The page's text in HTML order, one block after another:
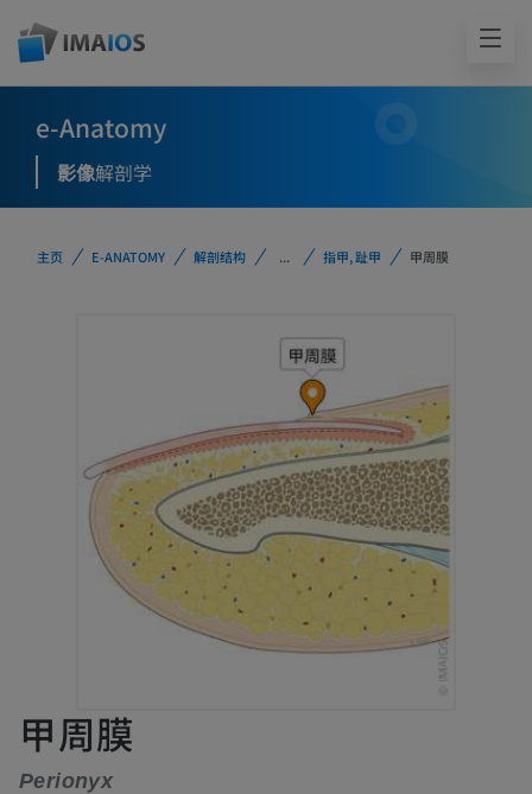
e-Anatomy
影像解剖学
主页 E-ANATOMY 解剖结构 ... 指甲, 趾甲 甲周膜
甲周膜
Perionyx